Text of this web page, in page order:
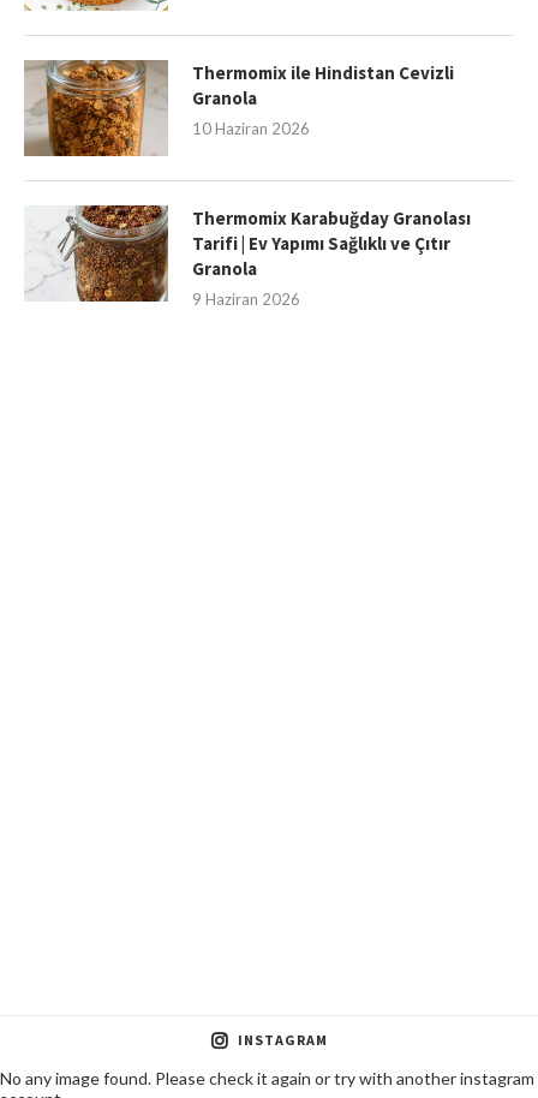
Thermomix ile Hindistan Cevizli
Granola
10 Haziran 2026
Thermomix Karabuğday Granolası
Tarifi | Ev Yapımı Sağlıklı ve Çıtır
Granola
9 Haziran 2026
INSTAGRAM
No any image found. Please check it again or try with another instagram